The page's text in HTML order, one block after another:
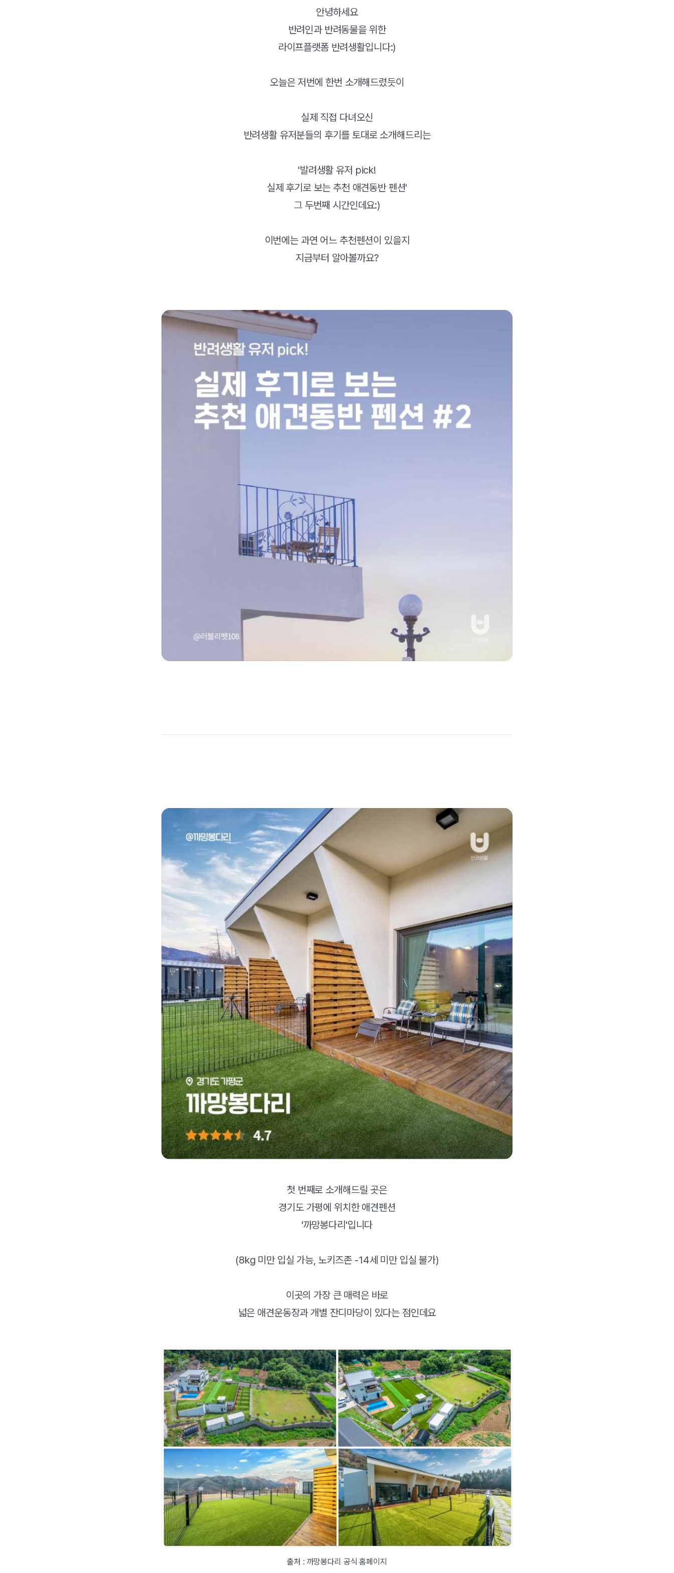
안녕하세요
반려인과 반려동물을 위한
라이프플랫폼 반려생활입니다:)
오늘은 저번에 한번 소개해드렸듯이
실제 직접 다녀오신
반려생활 유저분들의 후기를 토대로 소개해드리는
'발려생활 유저 pick!
실제 후기로 보는 추천 애견동반 펜션'
그 두번째 시간인데요:)
이번에는 과연 어느 추천펜션이 있을지
지금부터 알아볼까요?
첫 번째로 소개해드릴 곳은
경기도 가평에 위치한 애견펜션
'까망봉다리'입니다
(8kg 미만 입실 가능, 노키즈존 -14세 미만 입실 불가)
이곳의 가장 큰 매력은 바로
넓은 애견운동장과 개별 잔디마당이 있다는 점인데요
출처 : 까망봉다리 공식 홈페이지